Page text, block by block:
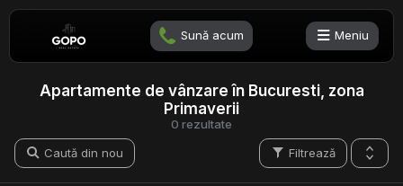
Sună acum Meniu
0 rezultate
Apartamente de vânzare în Bucuresti, zona
Primaverii
Filtrează
Caută din nou